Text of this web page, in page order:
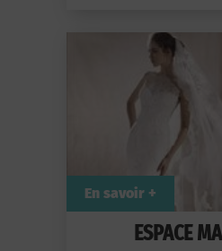
ESPACE
En savoir +